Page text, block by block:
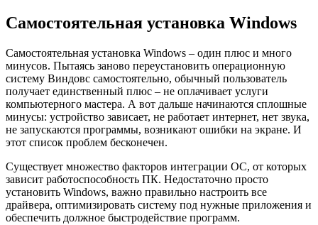
Самостоятельная установка Windows
Самостоятельная установка Windows – один плюс и много
минусов. Пытаясь заново переустановить операционную
систему Виндовс самостоятельно, обычный пользователь
получает единственный плюс – не оплачивает услуги
компьютерного мастера. А вот дальше начинаются сплошные
минусы: устройство зависает, не работает интернет, нет звука,
не запускаются программы, возникают ошибки на экране. И
этот список проблем бесконечен.
Существует множество факторов интеграции ОС, от которых
зависит работоспособность ПК. Недостаточно просто
установить Windows, важно правильно настроить все
драйвера, оптимизировать систему под нужные приложения и
обеспечить должное быстродействие программ.